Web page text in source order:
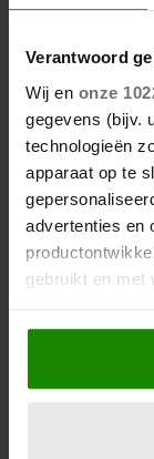
Verantwoord
Wij en onze
gegevens (bijv.
technologieën
apparaat op te
advertenties en
gebruikt en met
Als u het
locatie, die
scannen